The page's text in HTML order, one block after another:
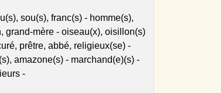
sou(s), franc(s) - homme(s),
grand-mère - oiseau(x), oisillon(s)
prêtre, abbé, religieux(se) -
amazone(s) - marchand(e)(s) -
-